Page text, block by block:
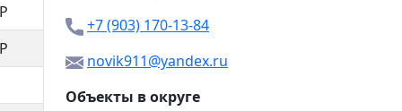
+7 (903) 170-13-84
novik911@yandex.ru
Объекты в округе